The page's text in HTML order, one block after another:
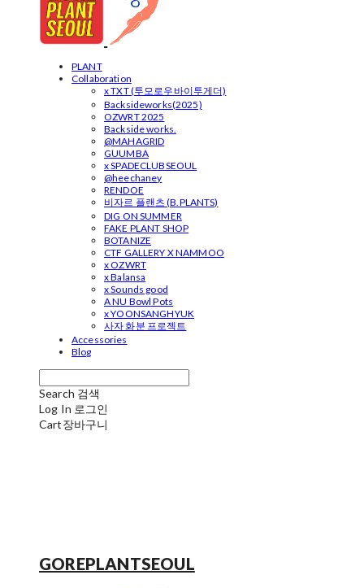
PLANT
Collaboration
x TXT (투모로우바이투게더)
Backsideworks(2025)
OZWRT 2025
Backside works.
@MAHAGRID
GUUMBA
x SPADECLUBSEOUL
@heechaney
RENDOE
비자르 플랜츠 (B.PLANTS)
DIG ON SUMMER
FAKE PLANT SHOP
BOTANIZE
CTF GALLERY X NAMMOO
x OZWRT
x Balansa
x Sounds good
A NU Bowl Pots
x YOONSANGHYUK
사자 화분 프로젝트
Accessories
Blog
Search 검색
Log In 로그인
Cart장바구니
GOREPLANTSEOUL